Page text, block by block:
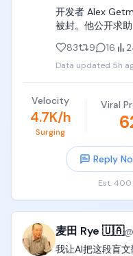
返点和利润来确
除了返点，接商
返点，就是中介要
档期，就是这条
我觉得接商单最难
当你还没有合作
主动来找你，你
但是，只要完成
后面就会有越来
万事开头难，后
开发者 Alex
被封。他公开求
Tibo 随即开始阴
Anthropic 工作。
Code harness 配
并问还有没有其
Claude Code 负
确表示，
就封号，这次几
而且接下来几周
去。
83 9 16
Data updated 5h
Velocity
4.7K/h
Surging
Viral
Reply
Est.
麦田 Rye 🇺🇦@
我让AI把这段盲